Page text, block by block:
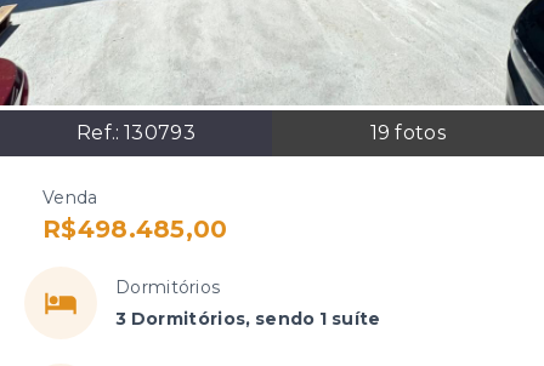
Ref.:130793 19 fotos
Venda
R$498.485,00
Dormitórios
3 Dormitórios, sendo 1 suíte